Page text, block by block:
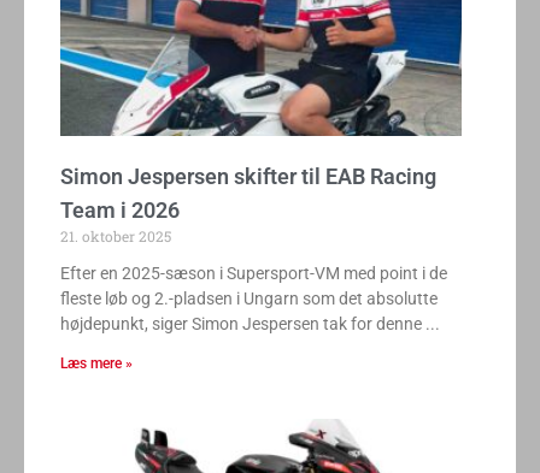
Simon Jespersen skifter til EAB Racing
Team i 2026
21. oktober 2025
Efter en 2025-sæson i Supersport-VM med point i de
fleste løb og 2.-pladsen i Ungarn som det absolutte
højdepunkt, siger Simon Jespersen tak for denne
Læs mere »